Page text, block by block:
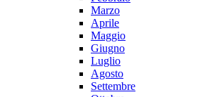
Marzo
Aprile
Maggio
Giugno
Luglio
Agosto
Settembre